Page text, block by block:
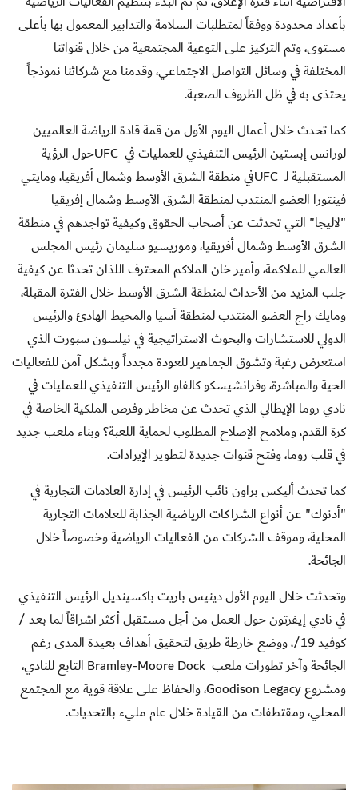
بأعداد محدودة ووفقاً لمتطلبات السلامة والتدابير المعمول بها بأعلى
مستوى، وتم التركيز على التوعية المجتمعية من خلال قنواتنا
المختلفة في وسائل التواصل الاجتماعي، وقدمنا مع شركائنا نموذجاً
يحتذى به في ظل الظروف الصعبة.
كما تحدث خلال أعمال اليوم الأول من قمة قادة الرياضة العالميين
لورانس إبستين الرئيس التنفيذي للعمليات في UFCحول الرؤية
المستقبلية لـ UFCفي منطقة الشرق الأوسط وشمال أفريقيا، ومايتي
فينتورا العضو المنتدب لمنطقة الشرق الأوسط وشمال إفريقيا
"لاليجا" التي تحدثت عن أصحاب الحقوق وكيفية تواجدهم في منطقة
الشرق الأوسط وشمال أفريقيا، وموريسيو سليمان رئيس المجلس
العالمي للملاكمة، وأمير خان الملاكم المحترف اللذان تحدثا عن كيفية
جلب المزيد من الأحداث لمنطقة الشرق الأوسط خلال الفترة المقبلة،
ومايك راج العضو المنتدب لمنطقة آسيا والمحيط الهادئ والرئيس
الدولي للاستشارات والبحوث الاستراتيجية في نيلسون سبورت الذي
استعرض رغبة وتشوق الجماهير للعودة مجدداً وبشكل آمن للفعاليات
الحية والمباشرة، وفرانشيسكو كالفاو الرئيس التنفيذي للعمليات في
نادي روما الإيطالي الذي تحدث عن مخاطر وفرص الملكية الخاصة في
كرة القدم، وملامح الإصلاح المطلوب لحماية اللعبة؟ وبناء ملعب جديد
في قلب روما، وفتح قنوات جديدة لتطوير الإيرادات.
كما تحدث أليكس براون نائب الرئيس في إدارة العلامات التجارية في
"أدنوك" عن أنواع الشراكات الرياضية الجذابة للعلامات التجارية
المحلية، وموقف الشركات من الفعاليات الرياضية وخصوصاً خلال
الجائحة.
وتحدثت خلال اليوم الأول دينيس باريت باكسينديل الرئيس التنفيذي
في نادي إيفرتون حول العمل من أجل مستقبل أكثر اشراقاً لما بعد /
كوفيد 19/، ووضع خارطة طريق لتحقيق أهداف بعيدة المدى رغم
الجائحة وآخر تطورات ملعب Bramley-Moore Dock التابع للنادي،
ومشروعGoodison Legacy، والحفاظ على علاقة قوية مع المجتمع
المحلي، ومقتطفات من القيادة خلال عام مليء بالتحديات.